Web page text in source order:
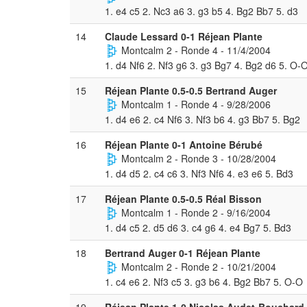
1. e4 c5 2. Nc3 a6 3. g3 b5 4. Bg2 Bb7 5. d3
14
Claude Lessard 0-1 Réjean Plante
Montcalm 2 - Ronde 4 - 11/4/2004
1. d4 Nf6 2. Nf3 g6 3. g3 Bg7 4. Bg2 d6 5. O-
15
Réjean Plante 0.5-0.5 Bertrand Auger
Montcalm 1 - Ronde 4 - 9/28/2006
1. d4 e6 2. c4 Nf6 3. Nf3 b6 4. g3 Bb7 5. Bg2
16
Réjean Plante 0-1 Antoine Bérubé
Montcalm 2 - Ronde 3 - 10/28/2004
1. d4 d5 2. c4 c6 3. Nf3 Nf6 4. e3 e6 5. Bd3
17
Réjean Plante 0.5-0.5 Réal Bisson
Montcalm 1 - Ronde 2 - 9/16/2004
1. d4 c5 2. d5 d6 3. c4 g6 4. e4 Bg7 5. Bd3
18
Bertrand Auger 0-1 Réjean Plante
Montcalm 2 - Ronde 2 - 10/21/2004
1. c4 e6 2. Nf3 c5 3. g3 b6 4. Bg2 Bb7 5. O-O